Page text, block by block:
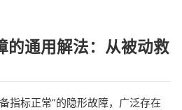
的通用解法：从被动救
指标正常”的隐形故障，广泛存在